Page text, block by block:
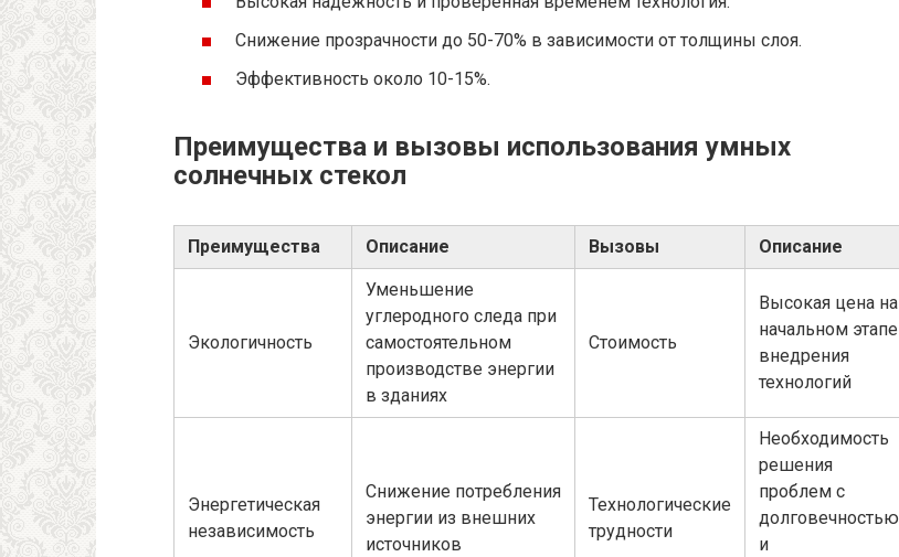
Снижение прозрачности до 50-70% в зависимости от толщины слоя.
Эффективность около 10-15%.
Преимущества и вызовы использования умных
солнечных стекол
Преимущества Описание Вызовы Описание
Экологичность
Уменьшение
углеродного следа при
самостоятельном
производстве энергии
в зданиях
Стоимость
Высокая цена на
начальном этапе
внедрения
технологий
Энергетическая
независимость
Снижение потребления
энергии из внешних
источников
Технологические
трудности
Необходимость
решения
проблем с
долговечностью
и